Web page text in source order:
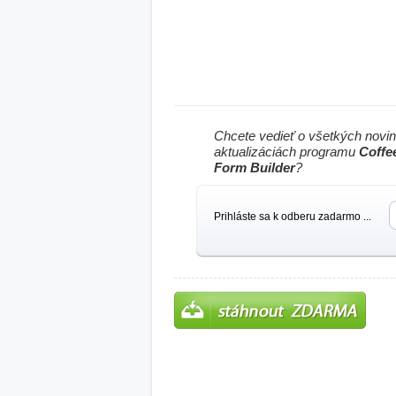
Chcete vedieť o všetkých
aktualizáciách programu
Form Builder?
Prihláste sa k odberu zadarmo ...